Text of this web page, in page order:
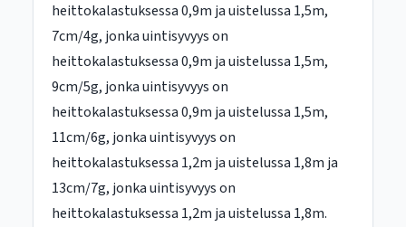
heittokalastuksessa 0,9m ja uistelussa 1,5m,
7cm/4g, jonka uintisyvyys on
heittokalastuksessa 0,9m ja uistelussa 1,5m,
9cm/5g, jonka uintisyvyys on
heittokalastuksessa 0,9m ja uistelussa 1,5m,
11cm/6g, jonka uintisyvyys on
heittokalastuksessa 1,2m ja uistelussa 1,8m ja
13cm/7g, jonka uintisyvyys on
heittokalastuksessa 1,2m ja uistelussa 1,8m.